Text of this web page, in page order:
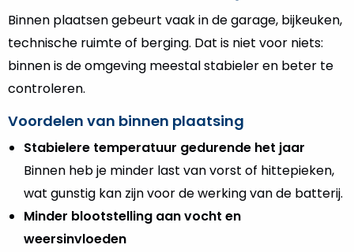
Binnen plaatsen gebeurt vaak in de garage, bijkeuken,
technische ruimte of berging. Dat is niet voor niets:
binnen is de omgeving meestal stabieler en beter te
controleren.
Voordelen van binnen plaatsing
Stabielere temperatuur gedurende het jaar
Binnen heb je minder last van vorst of hittepieken,
wat gunstig kan zijn voor de werking van de batterij.
Minder blootstelling aan vocht en
weersinvloeden